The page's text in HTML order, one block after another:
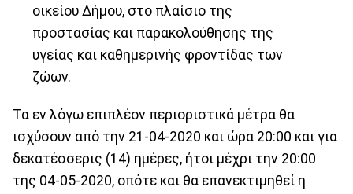
οικείου Δήμου, στo πλαίσιο της
προστασίας και παρακολούθησης της
υγείας και καθημερινής φροντίδας των
ζώων.
Τα εν λόγω επιπλέον περιοριστικά μέτρα θα
ισχύσουν από την 21-04-2020 και ώρα 20:00 και για
δεκατέσσερις (14) ημέρες, ήτοι μέχρι την 20:00
της 04-05-2020, οπότε και θα επανεκτιμηθεί η